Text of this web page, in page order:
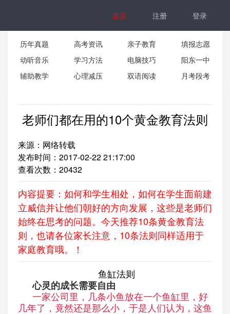
首页 注册 登录
历年真题 高考资讯 亲子教育
填报志愿
动听音乐
学习方法 电脑技巧
阳东一中
辅助教学
心理减压 双语阅读 月考段考
老师们都在用的10个黄金教育法则
来源：网络转载
发布时间：2017-02-22 21:17:00
查看次数： 20432
内容提要：如何和学生相处，如何在学生面前建
立威信并让他们朝好的方向发展，这些是老师们
始终在思考的问题。今天推荐10条黄金教育法
则，也请各位家长注意，10条法则同样适用于
家庭教育哦。！
鱼缸法则
心灵的成长需要自由
一家公司里，几条小鱼放在一个鱼缸里，好
几年了，竟然还是那么小，于是人们认为，这鱼